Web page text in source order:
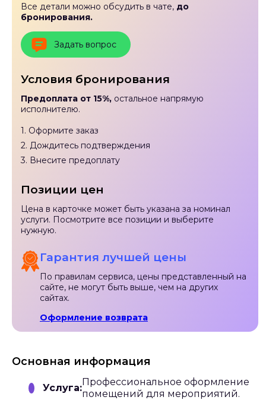
Все детали можно обсудить в чате, до
бронирования.
Задать вопрос
Условия бронирования
Предоплата от 15%, остальное напрямую
исполнителю.
1. Оформите заказ
2. Дождитесь подтверждения
3. Внесите предоплату
Позиции цен
Цена в карточке может быть указана за номинал
услуги. Посмотрите все позиции и выберите
нужную.
Гарантия лучшей цены
По правилам сервиса, цены представленный на
сайте, не могут быть выше, чем на других
сайтах.
Оформление возврата
Основная информация
Услуга:
Профессиональное оформление
помещений для мероприятий.